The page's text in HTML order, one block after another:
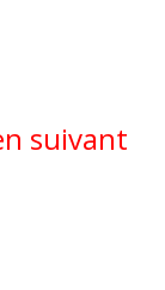
suivant